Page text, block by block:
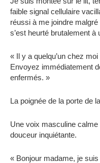
faible signal cellulaire
réussi à me joindre
s’est heurté brutalement
« Il y a quelqu’un chez
Envoyez immédiatement
enfermés. »
La poignée de la porte de
Une voix masculine
douceur inquiétante.
« Bonjour madame, je